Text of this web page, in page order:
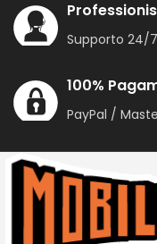
Supporto 24/7
100%
PayPal /